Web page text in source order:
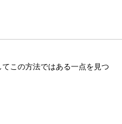
この方法ではある一点を見つ